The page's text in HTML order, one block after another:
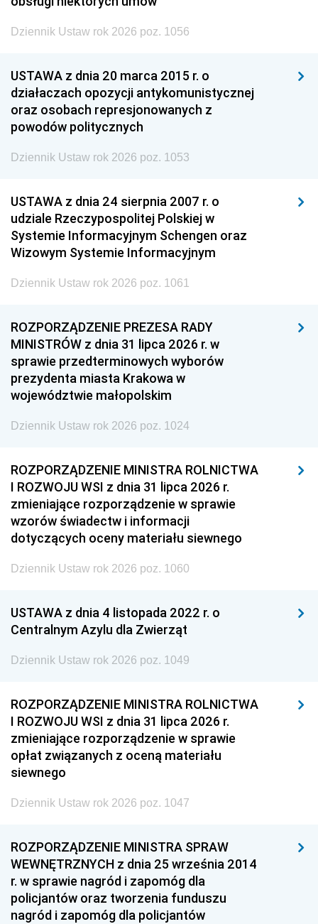
Dziennik Ustaw rok 2026 poz. 1056
USTAWA z dnia 20 marca 2015 r. o
działaczach opozycji antykomunistycznej
oraz osobach represjonowanych z
powodów politycznych
Dziennik Ustaw rok 2026 poz. 1053
USTAWA z dnia 24 sierpnia 2007 r. o
udziale Rzeczypospolitej Polskiej w
Systemie Informacyjnym Schengen oraz
Wizowym Systemie Informacyjnym
Dziennik Ustaw rok 2026 poz. 1061
ROZPORZĄDZENIE PREZESA RADY
MINISTRÓW z dnia 31 lipca 2026 r. w
sprawie przedterminowych wyborów
prezydenta miasta Krakowa w
województwie małopolskim
Dziennik Ustaw rok 2026 poz. 1024
ROZPORZĄDZENIE MINISTRA ROLNICTWA
I ROZWOJU WSI z dnia 31 lipca 2026 r.
zmieniające rozporządzenie w sprawie
wzorów świadectw i informacji
dotyczących oceny materiału siewnego
Dziennik Ustaw rok 2026 poz. 1060
USTAWA z dnia 4 listopada 2022 r. o
Centralnym Azylu dla Zwierząt
Dziennik Ustaw rok 2026 poz. 1049
ROZPORZĄDZENIE MINISTRA ROLNICTWA
I ROZWOJU WSI z dnia 31 lipca 2026 r.
zmieniające rozporządzenie w sprawie
opłat związanych z oceną materiału
siewnego
Dziennik Ustaw rok 2026 poz. 1047
ROZPORZĄDZENIE MINISTRA SPRAW
WEWNĘTRZNYCH z dnia 25 września 2014
r. w sprawie nagród i zapomóg dla
policjantów oraz tworzenia funduszu
nagród i zapomóg dla policjantów